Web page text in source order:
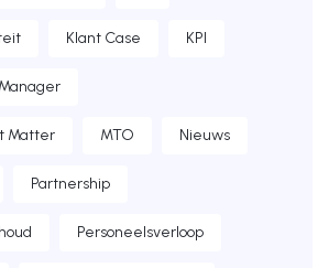
Klant Case KPI
Manager
Matter MTO Nieuws
Partnership
Personeelsverloop